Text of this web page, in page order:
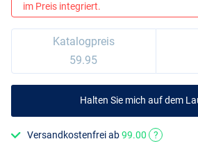
im Preis integriert.
Katalogpreis
59.95
Halten Sie mich auf dem
Versandkostenfrei ab99.00
?